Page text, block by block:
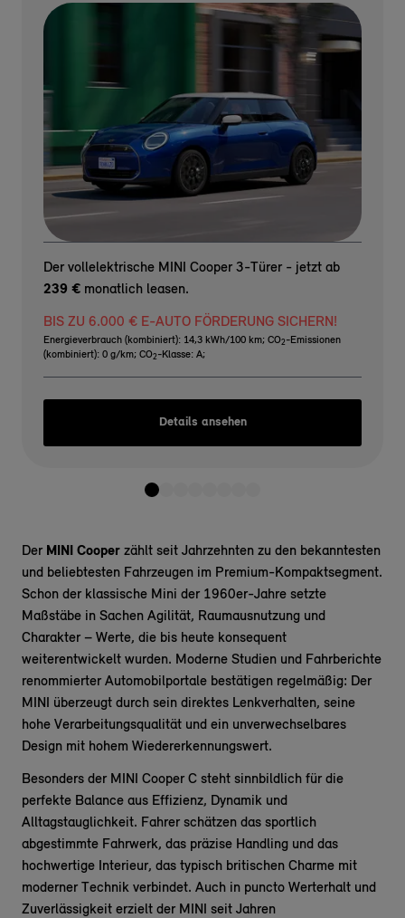
Der vollelektrische MINI Cooper 3-Türer - jetzt ab
239 € monatlich leasen.
BIS ZU 6.000 € E-AUTO FÖRDERUNG SICHERN!
Energieverbrauch (kombiniert): 14,3 kWh/100 km; CO2 -Emissionen
(kombiniert): 0 g/km; CO2 -Klasse: A;
Details ansehen
Der MINI Cooper zählt seit Jahrzehnten zu den bekanntesten
und beliebtesten Fahrzeugen im Premium-Kompaktsegment.
Schon der klassische Mini der 1960er-Jahre setzte
Maßstäbe in Sachen Agilität, Raumausnutzung und
Charakter – Werte, die bis heute konsequent
weiterentwickelt wurden. Moderne Studien und Fahrberichte
renommierter Automobilportale bestätigen regelmäßig: Der
MINI überzeugt durch sein direktes Lenkverhalten, seine
hohe Verarbeitungsqualität und ein unverwechselbares
Design mit hohem Wiedererkennungswert.
Besonders der MINI Cooper C steht sinnbildlich für die
perfekte Balance aus Effizienz, Dynamik und
Alltagstauglichkeit. Fahrer schätzen das sportlich
abgestimmte Fahrwerk, das präzise Handling und das
hochwertige Interieur, das typisch britischen Charme mit
moderner Technik verbindet. Auch in puncto Werterhalt und
Zuverlässigkeit erzielt der MINI seit Jahren